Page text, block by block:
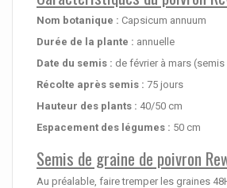
Nom botanique : Capsicum annuum
Durée de la plante : annuelle
Date du semis : de février à mars
Récolte après semis : 75 jours
Hauteur des plants : 40/50 cm
Espacement des légumes : 50 cm
Semis de graine de poivron
Au préalable, faire tremper les graines